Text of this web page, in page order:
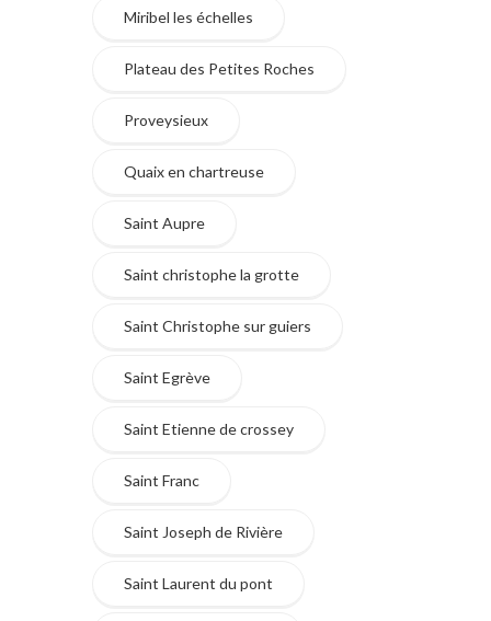
Miribel les échelles
Plateau des Petites Roches
Proveysieux
Quaix en chartreuse
Saint Aupre
Saint christophe la grotte
Saint Christophe sur guiers
Saint Egrève
Saint Etienne de crossey
Saint Franc
Saint Joseph de Rivière
Saint Laurent du pont